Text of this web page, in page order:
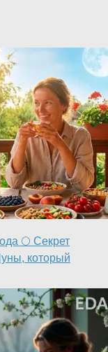
🌕 Секрет
который